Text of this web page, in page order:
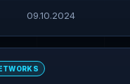
09.10.2024